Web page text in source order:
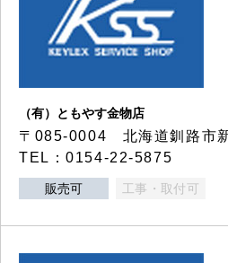
（有）ともやす金物店
〒085-0004 北海道釧路市
TEL：0154-22-5875
販売可 工事・取付可